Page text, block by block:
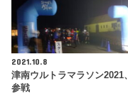
2021.10.8
津南ウルトラマラソン2021
参戦